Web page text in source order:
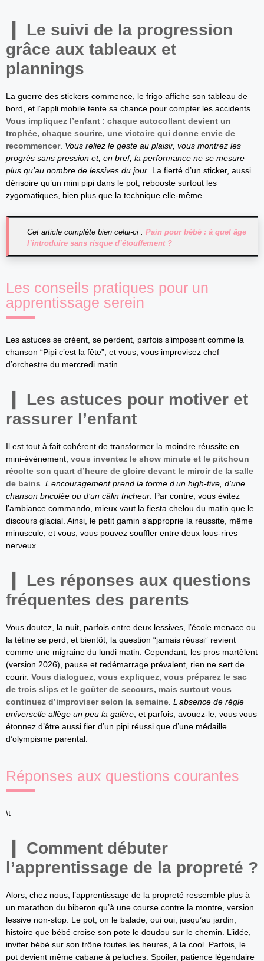
Le suivi de la progression
grâce aux tableaux et
plannings
La guerre des stickers commence, le frigo affiche son tableau de
bord, et l’appli mobile tente sa chance pour compter les accidents.
Vous impliquez l’enfant : chaque autocollant devient un
trophée, chaque sourire, une victoire qui donne envie de
recommencer. Vous reliez le geste au plaisir, vous montrez les
progrès sans pression et, en bref, la performance ne se mesure
plus qu’au nombre de lessives du jour . La fierté d’un sticker, aussi
dérisoire qu’un mini pipi dans le pot, rebooste surtout les
zygomatiques, bien plus que la technique elle-même.
Cet article complète bien celui-ci : Pain pour bébé : à quel âge
l’introduire sans risque d’étouffement ?
Les conseils pratiques pour un
apprentissage serein
Les astuces se créent, se perdent, parfois s’imposent comme la
chanson “Pipi c’est la fête”, et vous, vous improvisez chef
d’orchestre du mercredi matin.
Les astuces pour motiver et
rassurer l’enfant
Il est tout à fait cohérent de transformer la moindre réussite en
mini-événement, vous inventez le show minute et le pitchoun
récolte son quart d’heure de gloire devant le miroir de la salle
de bains L’encouragement prend la forme d’un high-five, d’une
chanson bricolée ou d’un câlin tricheur . Par contre, vous évitez
l’ambiance commando, mieux vaut la fiesta chelou du matin que le
discours glacial. Ainsi, le petit gamin s’approprie la réussite, même
minuscule, et vous, vous pouvez souffler entre deux fous-rires
nerveux.
Les réponses aux questions
fréquentes des parents
Vous doutez, la nuit, parfois entre deux lessives, l’école menace ou
la tétine se perd, et bientôt, la question “jamais réussi” revient
comme une migraine du lundi matin. Cependant, les pros martèlent
(version 2026), pause et redémarrage prévalent, rien ne sert de
courir. Vous dialoguez, vous expliquez, vous préparez le sac
de trois slips et le goûter de secours, mais surtout vous
continuez d’improviser selon la semaine L’absence de règle
universelle allège un peu la galère , et parfois, avouez-le, vous vous
étonnez d’être aussi fier d’un pipi réussi que d’une médaille
d’olympisme parental.
Réponses aux questions courantes
\t
Comment débuter
l’apprentissage de la propreté ?
Alors, chez nous, l’apprentissage de la propreté ressemble plus à
un marathon du biberon qu’à une course contre la montre, version
lessive non-stop. Le pot, on le balade, oui oui, jusqu’au jardin,
histoire que bébé croise son pote le doudou sur le chemin. L’idée,
inviter bébé sur son trône toutes les heures, à la cool. Parfois, le
pot devient même cabane à peluches. Spoiler, patience légendaire